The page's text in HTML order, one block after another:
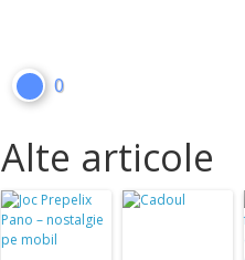
0
Alte articole